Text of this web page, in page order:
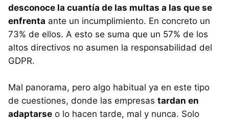
desconoce la cuantía de las multas a las que se
enfrenta ante un incumplimiento. En concreto un
73% de ellos. A esto se suma que un 57% de los
altos directivos no asumen la responsabilidad del
GDPR.
Mal panorama, pero algo habitual ya en este tipo
de cuestiones, donde las empresas tardan en
adaptarse o lo hacen tarde, mal y nunca. Solo